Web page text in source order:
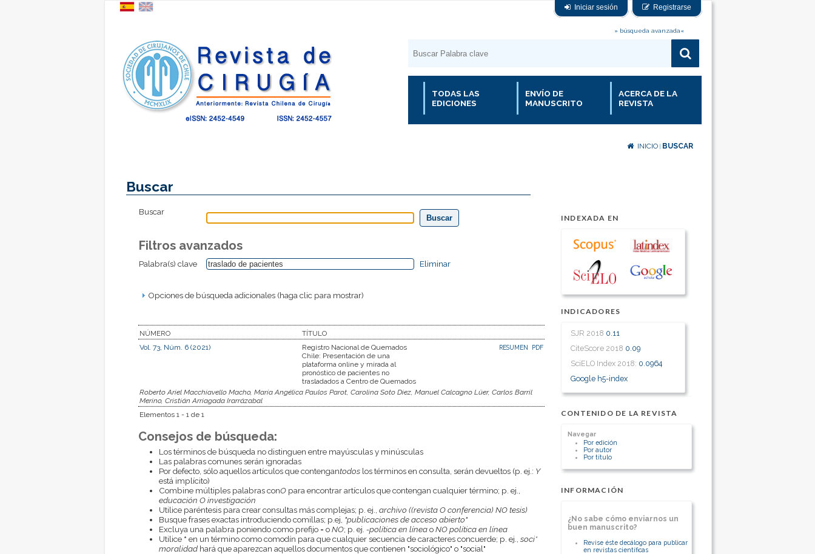
Iniciar sesión Registrarse
» búsqueda avanzada«
TODAS LAS
EDICIONES
ENVÍO DE
MANUSCRITO
ACERCA DE LA
REVISTA
INICIO BUSCAR
INDEXADA EN
INDICADORES
SJR 2018 0.11
CiteScore 2018 0.09
SciELO Index 2018: 0.0964
Google h5-index
CONTENIDO DE LA REVISTA
Navegar
Por edición
Por autor
Por título
INFORMACIÓN
¿No sabe cómo enviarnos un
buen manuscrito?
Revise éste decálogo para publicar
en revistas científicas
Buscar
Buscar
Filtros avanzados
Palabra(s) clave Eliminar
Opciones de búsqueda adicionales (haga clic para mostrar)
NÚMERO
TÍTULO
Vol. 73, Núm. 6 (2021)
Registro Nacional de Quemados
Chile: Presentación de una
plataforma online y mirada al
pronóstico de pacientes no
trasladados a Centro de Quemados
RESUMEN PDF
Roberto Ariel Macchiavello Macho, María Angélica Paulos Parot, Carolina Soto Diez, Manuel Calcagno Lüer, Carlos Barril
Merino, Cristián Arriagada Irarrázabal
Elementos 1 - 1 de 1
Consejos de búsqueda:
Los términos de búsqueda no distinguen entre mayúsculas y minúsculas
Las palabras comunes serán ignoradas
Por defecto, sólo aquellos artículos que contengantodoslos términos en consulta, serán devueltos (p. ej.: Y
está implícito)
Combine múltiples palabras conOpara encontrar artículos que contengan cualquier término; p. ej.,
educación O investigación
Utilice paréntesis para crear consultas más complejas; p. ej., archivo ((revista O conferencia) NO tesis)
Busque frases exactas introduciendo comillas; p.ej, "publicaciones de acceso abierto"
Excluya una palabra poniendo como prefijo - oNO; p. ej. -política en líneaoNO política en línea
Utilice * en un término como comodín para que cualquier secuencia de caracteres concuerde; p. ej., soci*
moralidadhará que aparezcan aquellos documentos que contienen "sociológico" o "social"